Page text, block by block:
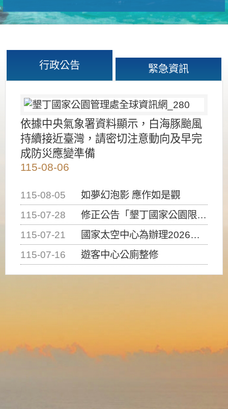
行政公告 緊急資訊
依據中央氣象署資料顯示，白海豚颱風
持續接近臺灣，請密切注意動向及早完
成防災應變準備
115-08-06
115-08-05
如夢幻泡影 應作如是觀
115-07-28
修正公告「墾丁國家公園限制水域遊憩活動之種類、範圍、時間及行為」，自即日生效。
115-07-21
國家太空中心為辦理2026台灣盃火箭競賽，陸、海、空域警戒及協調相關事宜，因颱風備案事宜
115-07-16
遊客中心公廁整修